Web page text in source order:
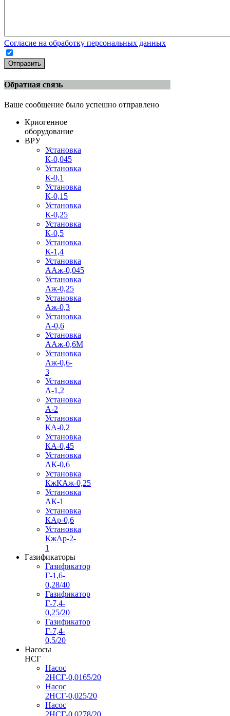
Согласие на обработку персональных данных
Отправить
Обратная связь
Ваше сообщение было успешно отправлено
Криогенное
оборудование
ВРУ
Установка
К-0,045
Установка
К-0,1
Установка
К-0,15
Установка
К-0,25
Установка
К-0,5
Установка
К-1,4
Установка
ААж-0,045
Установка
Аж-0,25
Установка
Аж-0,3
Установка
А-0,6
Установка
ААж-0,6М
Установка
Аж-0,6-
3
Установка
А-1,2
Установка
А-2
Установка
КА-0,2
Установка
КА-0,45
Установка
АК-0,6
Установка
КжКАж-0,25
Установка
АК-1
Установка
КАр-0,6
Установка
КжАр-2-
1
Газификаторы
Газификатор
Г-1,6-
0,28/40
Газификатор
Г-7,4-
0,25/20
Газификатор
Г-7,4-
0,5/20
Насосы
НСГ
Насос
2НСГ-0,0165/20
Насос
2НСГ-0,025/20
Насос
2НСГ-0,0278/20